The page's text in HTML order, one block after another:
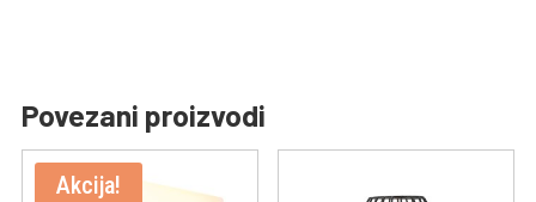
Povezani proizvodi
Akcija!